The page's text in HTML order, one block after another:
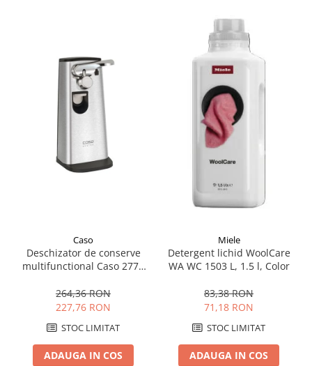
Cuptoare electrice
Cântare corporale
Epilatoare
Aspiratoare
Mopuri electrice cu abur
Statii de calcat
Masini de cusut
Ondulatoare
Perii de par electrice
Pile electrice
Caso
Deschizator de conserve
multifunctional Caso 2775
pentru sticle si ascutirea
cutitelor, Inox/Negru
264,36 RON
227,76 RON
STOC LIMITAT
ADAUGA IN COS
Miele
Detergent lichid WoolCare
WA WC 1503 L, 1.5 l, Color
83,38 RON
71,18 RON
STOC LIMITAT
ADAUGA IN COS